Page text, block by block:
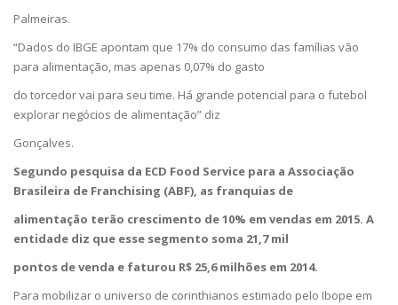
Palmeiras.
“Dados do IBGE apontam que 17% do consumo das famílias vão
para alimentação, mas apenas 0,07% do gasto
do torcedor vai para seu time. Há grande potencial para o futebol
explorar negócios de alimentação” diz
Gonçalves.
Segundo pesquisa da ECD Food Service para a Associação
Brasileira de Franchising (ABF), as franquias de
alimentação terão crescimento de 10% em vendas em 2015. A
entidade diz que esse segmento soma 21,7 mil
pontos de venda e faturou R$ 25,6 milhões em 2014.
Para mobilizar o universo de corinthianos estimado pelo Ibope em